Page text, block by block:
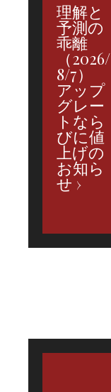
理解と
予測の
乖離
（2026/
8/7）
アップ
グレー
トなら
びに値
上げの
お知ら
せ